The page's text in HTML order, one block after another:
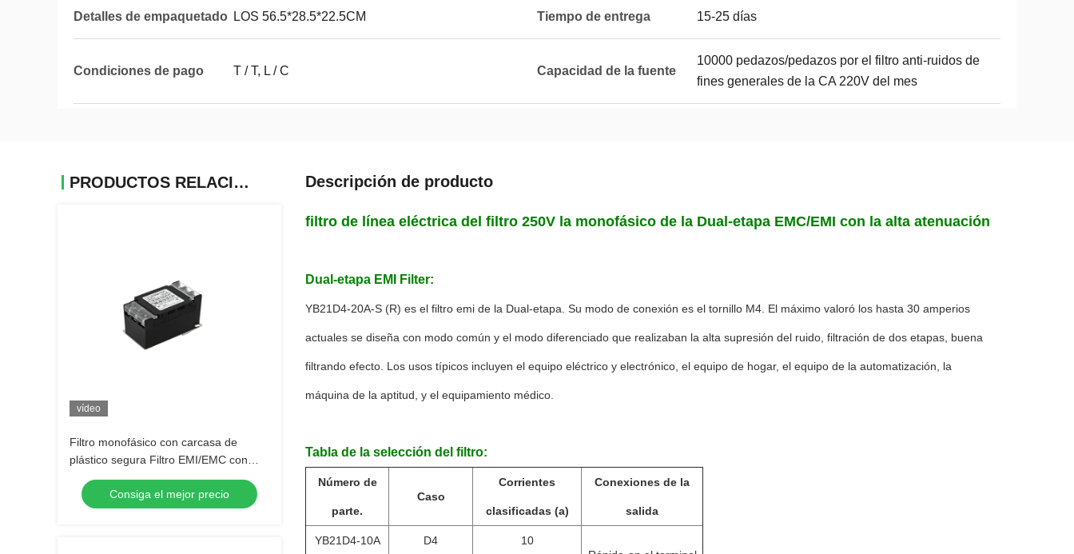
Detalles de empaquetado LOS 56.5*28.5*22.5CM Tiempo de entrega 15-25 días
Condiciones de pago T / T, L / C Capacidad de la fuente
10000 pedazos/pedazos por el filtro anti-ruidos de
fines generales de la CA 220V del mes
PRODUCTOS RELACIONADOS
vídeo
Filtro monofásico con carcasa de
plástico segura Filtro EMI/EMC con
cubierta de bloque terminal
Consiga el mejor precio
Descripción de producto
filtro de línea eléctrica del filtro 250V la monofásico de la Dual-etapa EMC/EMI con la alta atenuación
Dual-etapa EMI Filter:
YB21D4-20A-S (R) es el filtro emi de la Dual-etapa. Su modo de conexión es el tornillo M4. El máximo valoró los hasta 30 amperios
actuales se diseña con modo común y el modo diferenciado que realizaban la alta supresión del ruido, filtración de dos etapas, buena
filtrando efecto. Los usos típicos incluyen el equipo eléctrico y electrónico, el equipo de hogar, el equipo de la automatización, la
máquina de la aptitud, y el equipamiento médico.
Tabla de la selección del filtro:
Número de
parte.
Caso
Corrientes
clasificadas (a)
Conexiones de la
salida
YB21D4-10A D4
10